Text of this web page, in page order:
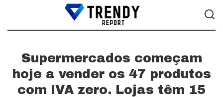
Supermercados começam
hoje a vender os 47 produtos
com IVA zero. Lojas têm 15